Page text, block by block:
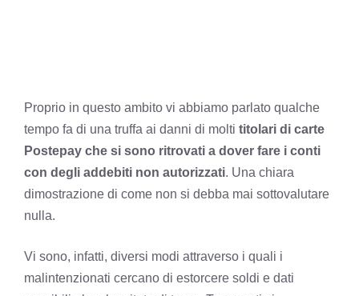
Proprio in questo ambito vi abbiamo parlato qualche
tempo fa di una truffa ai danni di molti titolari di carte
Postepay che si sono ritrovati a dover fare i conti
con degli addebiti non autorizzati. Una chiara
dimostrazione di come non si debba mai sottovalutare
nulla.
Vi sono, infatti, diversi modi attraverso i quali i
malintenzionati cercano di estorcere soldi e dati